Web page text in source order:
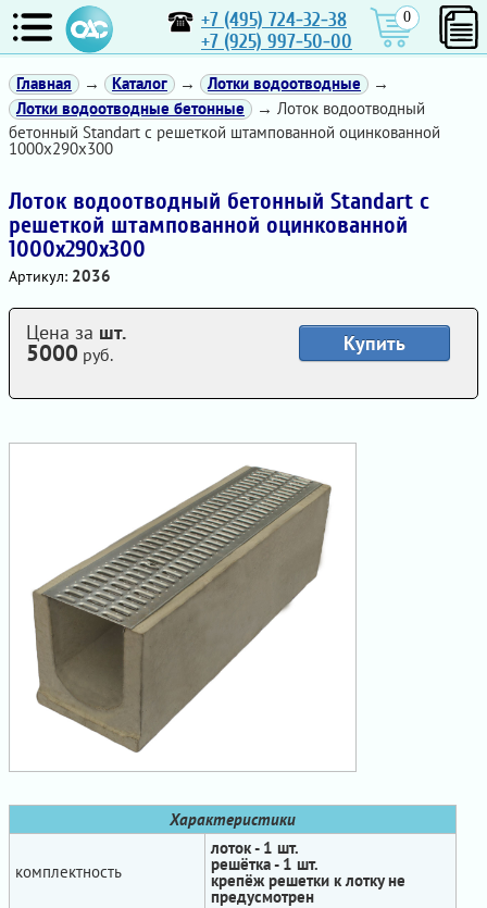
+7 (495) 724-32-38
+7 (925) 997-50-00
0
Главная → Каталог → Лотки водоотводные
→
Лотки водоотводные бетонные
→ Лоток водоотводный
бетонный Standart с решеткой штампованной оцинкованной
1000x290x300
Лоток водоотводный бетонный Standart с
решеткой штампованной оцинкованной
1000x290x300
Артикул: 2036
Характеристики
комплектность
лоток - 1 шт.
решётка - 1 шт.
крепёж решетки к лотку не
предусмотрен
Купить
Цена за шт.
5000 руб.